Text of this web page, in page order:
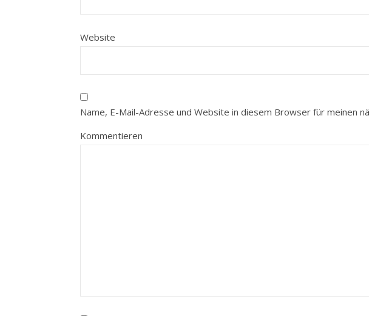
Website
Name, E-Mail-Adresse und Website in diesem Browser für meinen
Kommentieren